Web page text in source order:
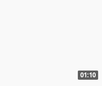
01:10